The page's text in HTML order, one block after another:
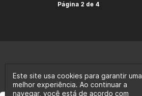
Página 2 de 4
Este site usa cookies para garantir uma
melhor experiência. Ao continuar a
navegar, você está de acordo com